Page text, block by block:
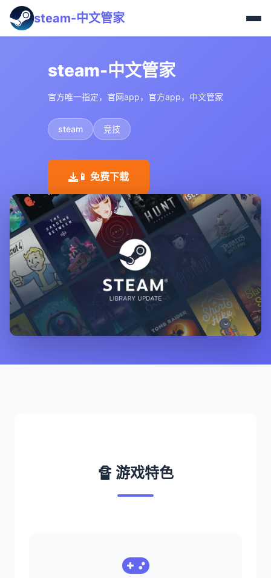
steam-中文管家
steam-中文管家
官方唯一指定，官网app，官方app，中文管家
steam 竞技
📱 免费下载
🔏 游戏特色